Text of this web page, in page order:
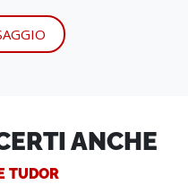
ANCHE
TUDOR